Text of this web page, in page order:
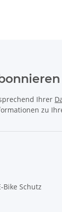
Ihrer
zu
Bike Schutz